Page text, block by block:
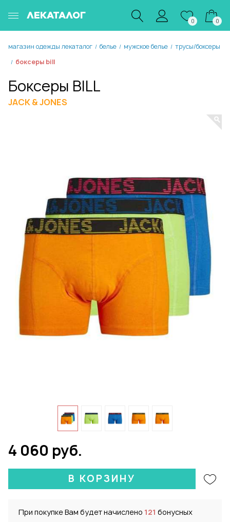
ЛЕКАТАЛОГ
0 0
магазин одежды лекаталог / белье / мужское белье / трусы/боксеры
/ боксеры bill
Боксеры BILL
JACK & JONES
4 060 руб.
В КОРЗИНУ
При покупке Вам будет начислено 121 бонусных